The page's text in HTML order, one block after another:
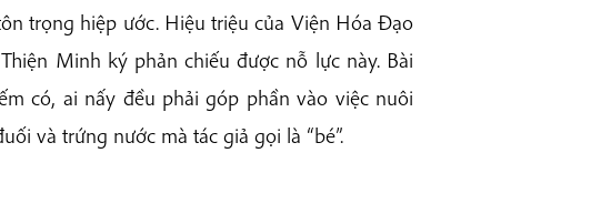
trọng hiệp ước. Hiệu triệu của Viện Hóa Đạo
Minh ký phản chiếu được nỗ lực này. Bài
có, ai nấy đều phải góp phần vào việc nuôi
và trứng nước mà tác giả gọi là “bé”.